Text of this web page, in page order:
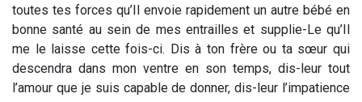
toutes tes forces qu’Il envoie rapidement un autre bébé en
bonne santé au sein de mes entrailles et supplie-Le qu’Il
me le laisse cette fois-ci. Dis à ton frère ou ta sœur qui
descendra dans mon ventre en son temps, dis-leur tout
l’amour que je suis capable de donner, dis-leur l’impatience